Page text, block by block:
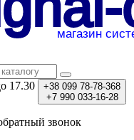
17.30 +38 099 78-78-368
+7990 033-16-28
звонок